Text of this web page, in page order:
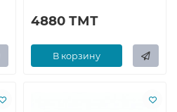
4880 ТМТ
В корзину